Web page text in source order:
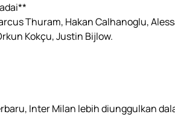
Thuram, Hakan Calhanoglu,
Kokçu, Justin Bijlow.
Inter Milan lebih diunggulkan